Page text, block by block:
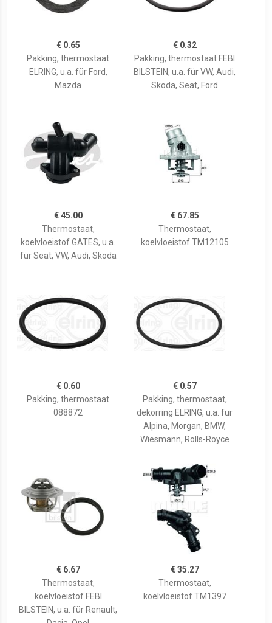
€ 0.65
Pakking, thermostaat
ELRING, u.a. für Ford,
Mazda
€ 0.32
Pakking, thermostaat FEBI
BILSTEIN, u.a. für VW, Audi,
Skoda, Seat, Ford
€ 45.00
Thermostaat,
koelvloeistof GATES, u.a.
für Seat, VW, Audi, Skoda
€ 67.85
Thermostaat,
koelvloeistof TM12105
€ 0.60
Pakking, thermostaat
088872
€ 0.57
Pakking, thermostaat,
dekorring ELRING, u.a. für
Alpina, Morgan, BMW,
Wiesmann, Rolls-Royce
€ 6.67
Thermostaat,
koelvloeistof FEBI
BILSTEIN, u.a. für Renault,
€ 35.27
Thermostaat,
koelvloeistof TM1397